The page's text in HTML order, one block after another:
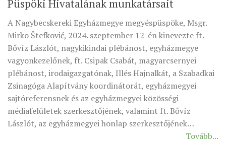
ZSINATI HÍREK-ÚJSÁG
PASZTORÁLSZOCIOLÓGIAI FELMÉRÉS
KISKORÚAK VÉDELME
„GYERMEKVÉDELMI” KIHÍVÁSOK KÁNONJOGI
MEGKÖZELÍTÉSBEN
Püspöki Hivatalának munkatársait
A Nagybecskereki Egyházmegye megyéspüspöke, Msgr.
Mirko Štefković, 2024. szeptember 12-én kinevezte ft.
Bővíz Lászlót, nagykikindai plébánost, egyházmegye
vagyonkezelőnek, ft. Csipak Csabát, magyarcsernyei
plébánost, irodaigazgatónak, Illés Hajnalkát, a Szabadkai
Zsinagóga Alapítvány koordinátorát, egyházmegyei
sajtóreferensnek és az egyházmegyei közösségi
médiafelületek szerkesztőjének, valamint ft. Bővíz
Lászlót, az egyházmegyei honlap szerkesztőjének…
Tovább...